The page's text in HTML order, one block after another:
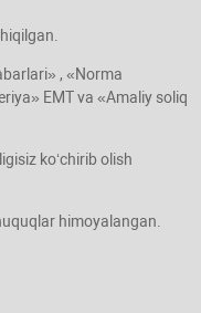
, «Norma
EMT va «Amaliy soliq
koʻchirib olish
himoyalangan.